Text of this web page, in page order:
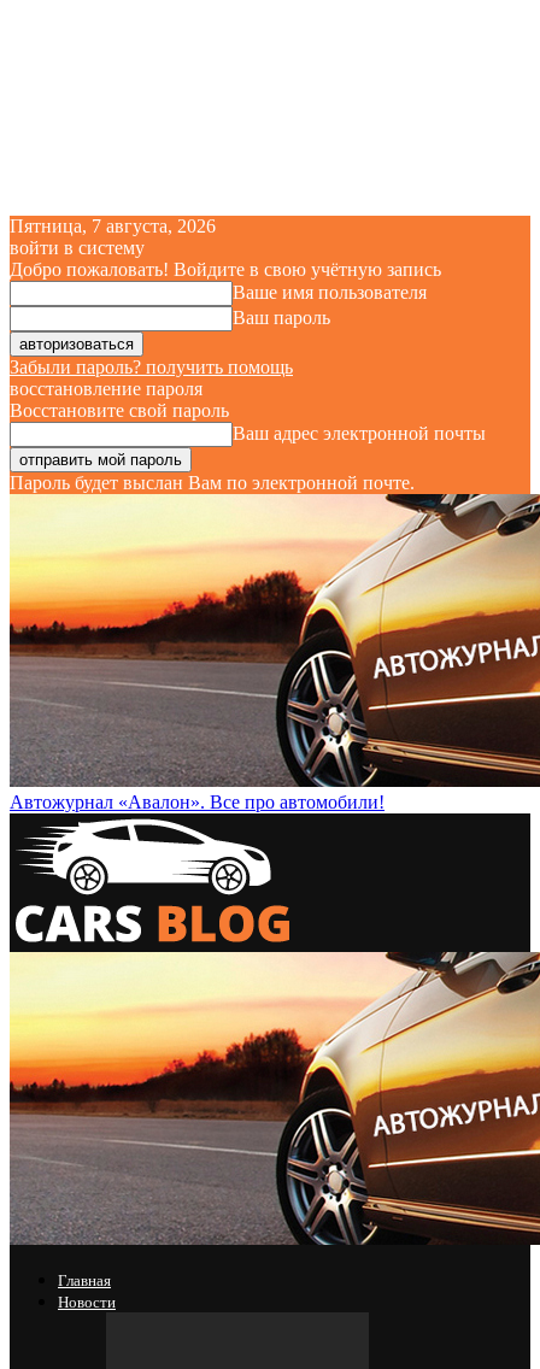
Пятница, 7 августа, 2026
войти в систему
Добро пожаловать! Войдите в свою учётную запись
Ваше имя пользователя
Ваш пароль
Забыли пароль? получить помощь
восстановление пароля
Восстановите свой пароль
Ваш адрес электронной почты
Пароль будет выслан Вам по электронной почте.
Автожурнал «Авалон». Все про автомобили!
Главная
Новости